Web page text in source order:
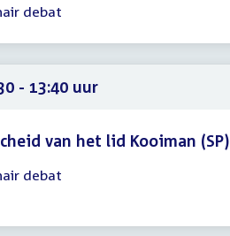
debat
- 13:40 uur
van het lid Kooiman (SP)
debat